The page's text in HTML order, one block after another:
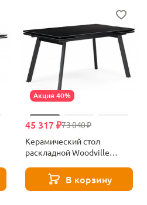
Акция 40%
73 040 ₽
45 317 ₽
Керамический стол
раскладной Woodville
черный мрамор черный
612902
В корзину